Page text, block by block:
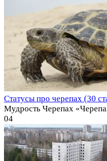
Статусы про черепах (30
Мудрость Черепах
04